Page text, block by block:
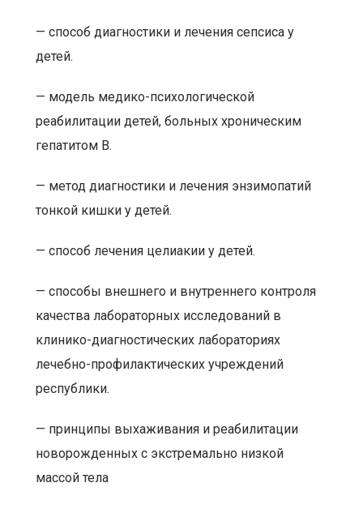
— способ диагностики и лечения сепсиса у
детей.
— модель медико-психологической
реабилитации детей, больных хроническим
гепатитом В.
— метод диагностики и лечения энзимопатий
тонкой кишки у детей.
— способ лечения целиакии у детей.
— способы внешнего и внутреннего контроля
качества лабораторных исследований в
клинико-диагностических лабораториях
лечебно-профилактических учреждений
республики.
— принципы выхаживания и реабилитации
новорожденных с экстремально низкой
массой тела